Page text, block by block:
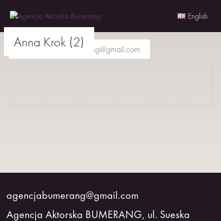
O
English
content
agencjabumerang@gmail.com
Anna Krok (2)
agencjabumerang@gmail.com
Agencja Aktorska BUMERANG, ul. Sueska